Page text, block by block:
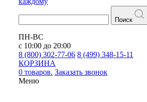
Поиск
ПН-ВС
с 10:00 до 20:00
8 (800) 302-77-06 8 (499) 348-15-11
КОРЗИНА
0 товаров. Заказать звонок
Меню